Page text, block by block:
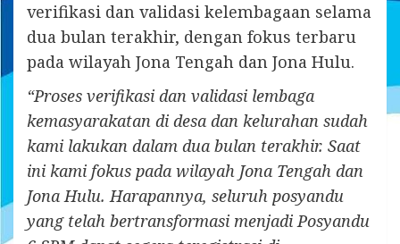
verifikasi dan validasi kelembagaan selama
dua bulan terakhir, dengan fokus terbaru
pada wilayah Jona Tengah dan Jona Hulu.
“Proses verifikasi dan validasi lembaga
kemasyarakatan di desa dan kelurahan sudah
kami lakukan dalam dua bulan terakhir. Saat
ini kami fokus pada wilayah Jona Tengah dan
Jona Hulu. Harapannya, seluruh posyandu
yang telah bertransformasi menjadi Posyandu